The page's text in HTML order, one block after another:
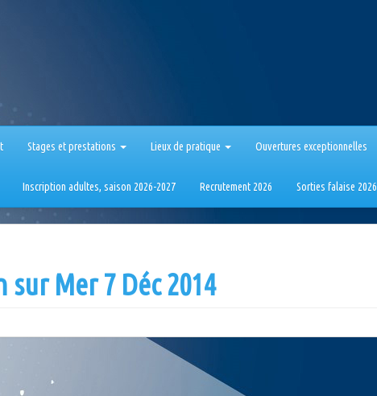
Stages et prestations Lieux de pratique Ouvertures exceptionnelles
Inscription adultes, saison 2026-2027 Recrutement 2026 Sorties falaise 2026
Mer 7 Déc 2014